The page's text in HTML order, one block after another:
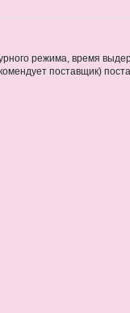
режима, время
поставщик)